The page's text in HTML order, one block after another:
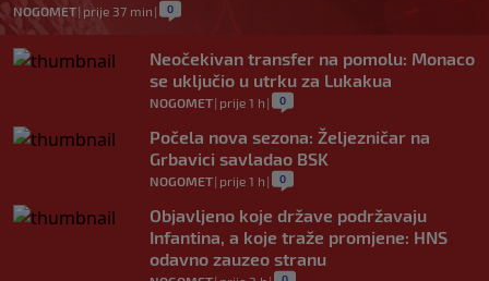
NOGOMET| prije 37 min | 0
Neočekivan transfer na pomolu: Monaco
se uključio u utrku za Lukakua
NOGOMET| prije 1 h | 0
Počela nova sezona: Željezničar na
Grbavici savladao BSK
NOGOMET| prije 1 h | 0
Objavljeno koje države podržavaju
Infantina, a koje traže promjene: HNS
odavno zauzeo stranu